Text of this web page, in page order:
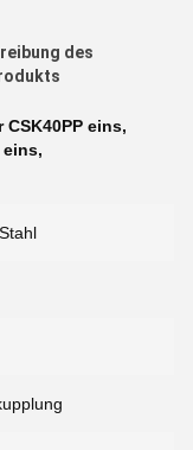
des
eins,
eins,